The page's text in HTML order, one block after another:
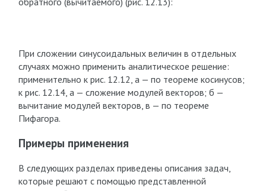
При сложении синусоидальных величин в отдельных
случаях можно применить аналитическое решение:
применительно к рис. 12.12, а — по теореме косинусов;
к рис. 12.14, а — сложение модулей векторов; б —
вычитание модулей векторов, в — по теореме
Пифагора.
Примеры применения
В следующих разделах приведены описания задач,
которые решают с помощью представленной